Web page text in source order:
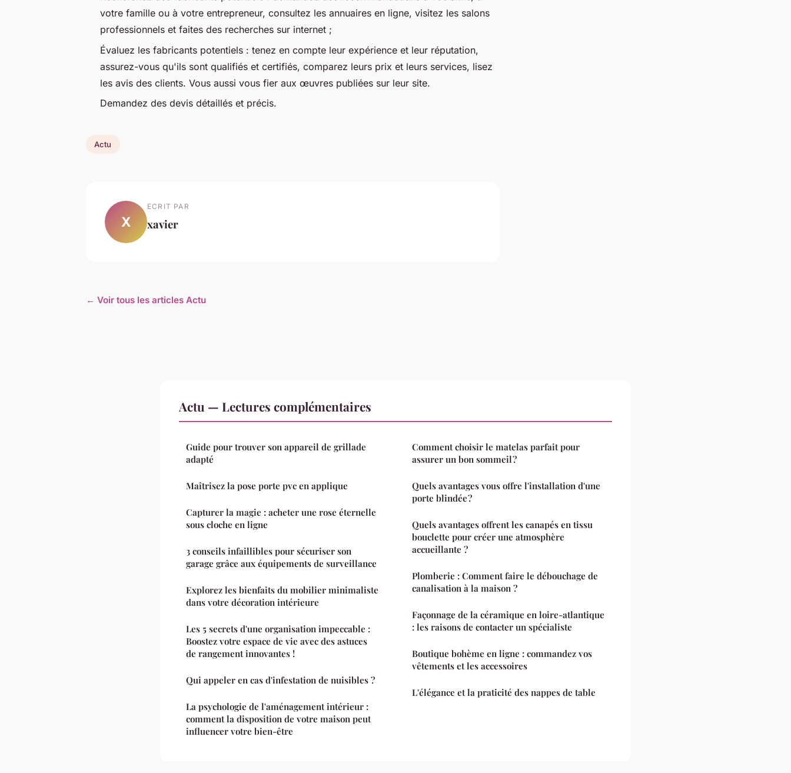
votre famille ou à votre entrepreneur, consultez les annuaires en ligne, visitez les salons
professionnels et faites des recherches sur internet ;
Évaluez les fabricants potentiels : tenez en compte leur expérience et leur réputation,
assurez-vous qu'ils sont qualifiés et certifiés, comparez leurs prix et leurs services, lisez
les avis des clients. Vous aussi vous fier aux œuvres publiées sur leur site.
Demandez des devis détaillés et précis.
Actu
X
ECRIT PAR
xavier
← Voir tous les articles Actu
Actu — Lectures complémentaires
Guide pour trouver son appareil de grillade
adapté
Maîtrisez la pose porte pvc en applique
Capturer la magie : acheter une rose éternelle
sous cloche en ligne
3 conseils infaillibles pour sécuriser son
garage grâce aux équipements de surveillance
Explorez les bienfaits du mobilier minimaliste
dans votre décoration intérieure
Les 5 secrets d'une organisation impeccable :
Boostez votre espace de vie avec des astuces
de rangement innovantes !
Qui appeler en cas d'infestation de nuisibles ?
La psychologie de l'aménagement intérieur :
comment la disposition de votre maison peut
influencer votre bien-être
Comment choisir le matelas parfait pour
assurer un bon sommeil ?
Quels avantages vous offre l'installation d'une
porte blindée ?
Quels avantages offrent les canapés en tissu
bouclette pour créer une atmosphère
accueillante ?
Plomberie : Comment faire le débouchage de
canalisation à la maison ?
Façonnage de la céramique en loire-atlantique
: les raisons de contacter un spécialiste
Boutique bohème en ligne : commandez vos
vêtements et les accessoires
L'élégance et la praticité des nappes de table